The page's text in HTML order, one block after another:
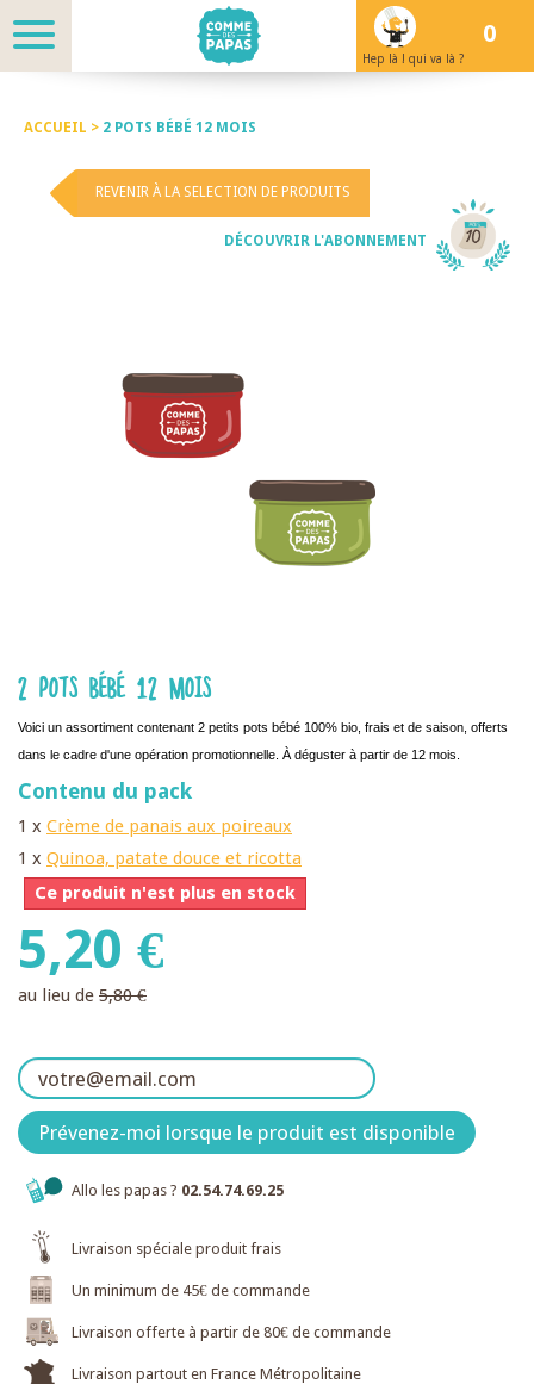
Hep là ! qui va là ?
0
ACCUEIL > 2 POTS BÉBÉ 12 MOIS
REVENIR À LA SELECTION DE PRODUITS
DÉCOUVRIR L'ABONNEMENT
2 POTS BÉBÉ 12 MOIS
Voici un assortiment contenant 2 petits pots bébé 100% bio, frais et de saison, offerts
dans le cadre d'une opération promotionnelle. À déguster à partir de 12 mois.
Contenu du pack
1 x Crème de panais aux poireaux
1 x Quinoa, patate douce et ricotta
Ce produit n'est plus en stock
5,20 €
au lieu de 5,80 €
Prévenez-moi lorsque le produit est disponible
Allo les papas ? 02.54.74.69.25
Livraison spéciale produit frais
Un minimum de 45€ de commande
Livraison offerte à partir de 80€ de commande
Livraison partout en France Métropolitaine